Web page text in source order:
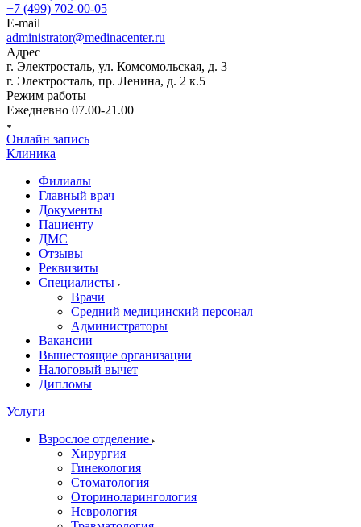
+7 (499) 702-00-05
E-mail
administrator@medinacenter.ru
Адрес
г. Электросталь, ул. Комсомольская, д. 3
г. Электросталь, пр. Ленина, д. 2 к.5
Режим работы
Ежедневно 07.00-21.00
Онлайн запись
Клиника
Филиалы
Главный врач
Документы
Пациенту
ДМС
Отзывы
Реквизиты
Специалисты
Врачи
Средний медицинский персонал
Администраторы
Вакансии
Вышестоящие организации
Налоговый вычет
Дипломы
Услуги
Взрослое отделение
Хирургия
Гинекология
Стоматология
Оториноларингология
Неврология